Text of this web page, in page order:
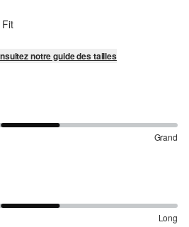
notre guide des tailles
Grand
Long